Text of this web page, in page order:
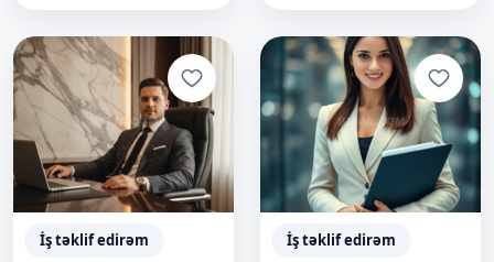
İş təklif edirəm İş təklif edirəm